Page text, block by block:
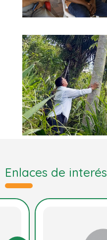
Enlaces de interés